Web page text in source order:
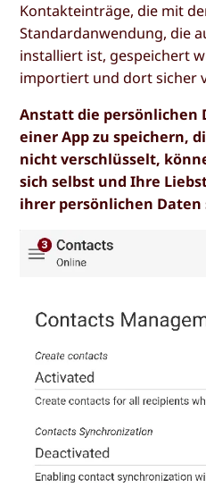
Kontakteinträge, die mit
Standardanwendung, die
installiert ist, gespeichert
importiert und dort sicher
Anstatt die persönlichen
einer App zu speichern,
nicht verschlüsselt,
sich selbst und Ihre
ihrer persönlichen Daten